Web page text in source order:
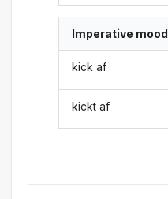
Imperative mood
kick af
kickt af